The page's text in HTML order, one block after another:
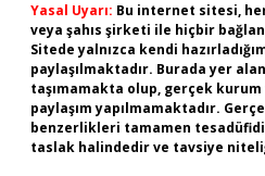
Yasal Uyarı: Bu internet sitesi,
veya şahıs şirketi ile hiçbir
Sitede yalnızca kendi
paylaşılmaktadır. Burada yer
taşımamakta olup, gerçek
paylaşım yapılmamaktadır.
benzerlikleri tamamen
taslak halindedir ve tavsiye